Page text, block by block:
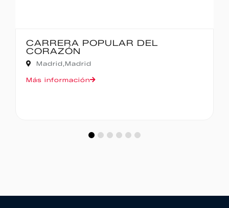
IBERCAJA MADRID CORRE POR
MADRID – 10K
Madrid,Madrid
Más información